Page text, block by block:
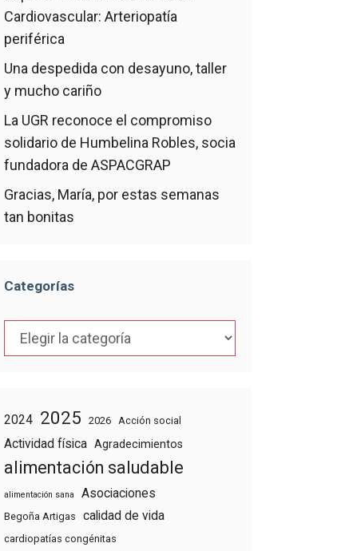
Cardiovascular: Arteriopatía
periférica
Una despedida con desayuno, taller
y mucho cariño
La UGR reconoce el compromiso
solidario de Humbelina Robles, socia
fundadora de ASPACGRAP
Gracias, María, por estas semanas
tan bonitas
Categorías
Categorías
2024 2025 2026 Acción social
Actividad física Agradecimientos
alimentación saludable
alimentación sana Asociaciones
Begoña Artigas calidad de vida
cardiopatías congénitas